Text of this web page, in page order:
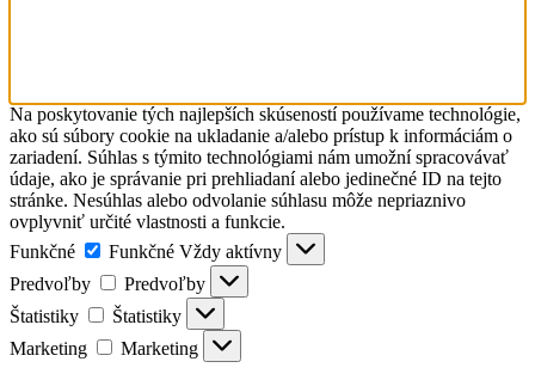
Na poskytovanie tých najlepších skúseností používame technológie,
ako sú súbory cookie na ukladanie a/alebo prístup k informáciám o
zariadení. Súhlas s týmito technológiami nám umožní spracovávať
údaje, ako je správanie pri prehliadaní alebo jedinečné ID na tejto
stránke. Nesúhlas alebo odvolanie súhlasu môže nepriaznivo
ovplyvniť určité vlastnosti a funkcie.
Funkčné
Funkčné Vždy aktívny
Predvoľby
Predvoľby
Štatistiky
Štatistiky
Marketing
Marketing